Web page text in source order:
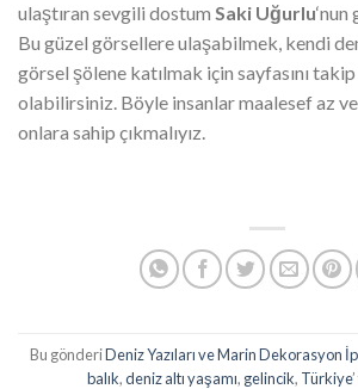
ulaştıran sevgili dostum Saki Uğurlu‘nun
Bu güzel görsellere ulaşabilmek, kendi
görsel şölene katılmak için sayfasını
olabilirsiniz. Böyle insanlar maalesef az
onlara sahip çıkmalıyız.
Bu gönderiDeniz Yazıları ve Marin Dekorasyon
balık,deniz altı yaşamı, gelincik, Türkiye